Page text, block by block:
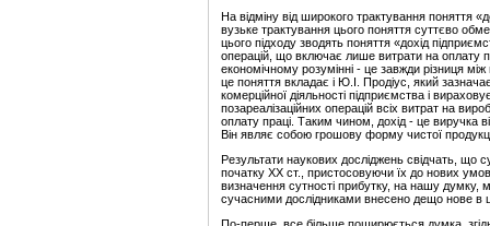
На відміну від широкого трактування поняття
вузьке трактування цього поняття суттєво
цього підходу зводять поняття «дохід
операцій, що включає лише витрати на оплату
економічному розумінні - це завжди різниця
це поняття вкладає і Ю.І. Продіус, який
комерційної діяльності підприємства і
позареалізаційних операцій всіх витрат на
оплату праці. Таким чином, дохід - це виручка
Він являє собою грошову форму чистої
Результати наукових досліджень свідчать, що
початку XX ст., пристосовуючи їх до нових
визначення сутності прибутку, на нашу думку,
сучасними дослідниками внесено дещо нове в ці